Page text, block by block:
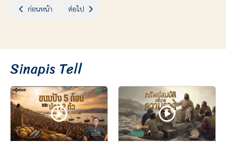
เนื้อหาก่อนหน้า: บทภาวนา (ฉบับปรับปรุงใหม่ ค.ศ. 2010)
ก่อนหน้า เนื้อหาถัดไป: การขอมิสซา
ต่อไป
Sinapis Tell